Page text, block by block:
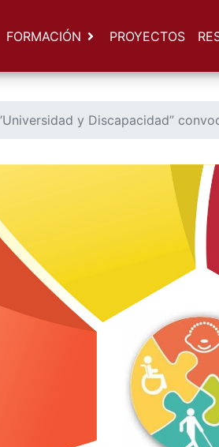
FORMACIÓN PROYECTOS
y Discapacidad”